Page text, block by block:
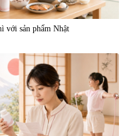
với sản phẩm Nhật